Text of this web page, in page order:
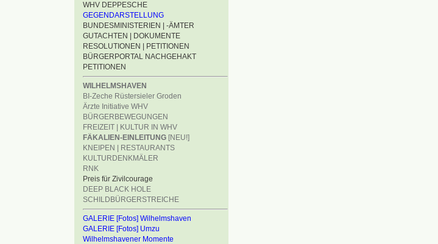
WHV DEPPESCHE
GEGENDARSTELLUNG
BUNDESMINISTERIEN | -ÄMTER
GUTACHTEN | DOKUMENTE
RESOLUTIONEN | PETITIONEN
BÜRGERPORTAL NACHGEHAKT
PETITIONEN
WILHELMSHAVEN
BI-Zeche Rüstersieler Groden
Ärzte Initiative WHV
BÜRGERBEWEGUNGEN
FREIZEIT | KULTUR IN WHV
FÄKALIEN-EINLEITUNG [NEU!]
KNEIPEN | RESTAURANTS
KULTURDENKMÄLER
RNK
Preis für Zivilcourage
DEEP BLACK HOLE
SCHILDBÜRGERSTREICHE
GALERIE [Fotos] Wilhelmshaven
GALERIE [Fotos] Umzu
Wilhelmshavener Momente